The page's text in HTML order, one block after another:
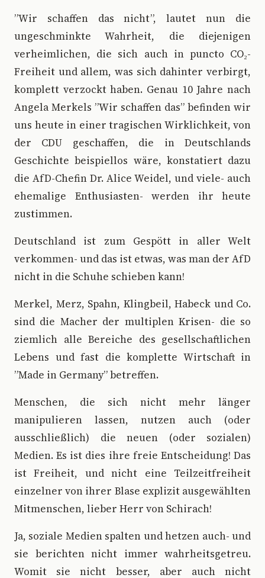
”Wir schaffen das nicht”, lautet nun die
ungeschminkte Wahrheit, die diejenigen
verheimlichen, die sich auch in puncto CO₂-
Freiheit und allem, was sich dahinter verbirgt,
komplett verzockt haben. Genau 10 Jahre nach
Angela Merkels ”Wir schaffen das” befinden wir
uns heute in einer tragischen Wirklichkeit, von
der CDU geschaffen, die in Deutschlands
Geschichte beispiellos wäre, konstatiert dazu
die AfD-Chefin Dr. Alice Weidel, und viele- auch
ehemalige Enthusiasten- werden ihr heute
zustimmen.
Deutschland ist zum Gespött in aller Welt
verkommen- und das ist etwas, was man der AfD
nicht in die Schuhe schieben kann!
Merkel, Merz, Spahn, Klingbeil, Habeck und Co.
sind die Macher der multiplen Krisen- die so
ziemlich alle Bereiche des gesellschaftlichen
Lebens und fast die komplette Wirtschaft in
”Made in Germany” betreffen.
Menschen, die sich nicht mehr länger
manipulieren lassen, nutzen auch (oder
ausschließlich) die neuen (oder sozialen)
Medien. Es ist dies ihre freie Entscheidung! Das
ist Freiheit, und nicht eine Teilzeitfreiheit
einzelner von ihrer Blase explizit ausgewählten
Mitmenschen, lieber Herr von Schirach!
Ja, soziale Medien spalten und hetzen auch- und
sie berichten nicht immer wahrheitsgetreu.
Womit sie nicht besser, aber auch nicht